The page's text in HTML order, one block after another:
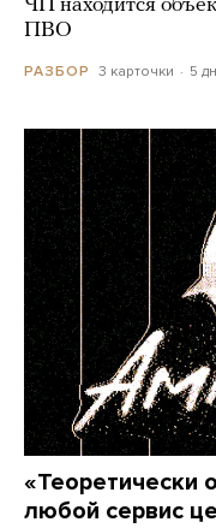
ЧП находится
ПВО
РАЗБОР 3 карточки 5
«Теоретически
любой сервис